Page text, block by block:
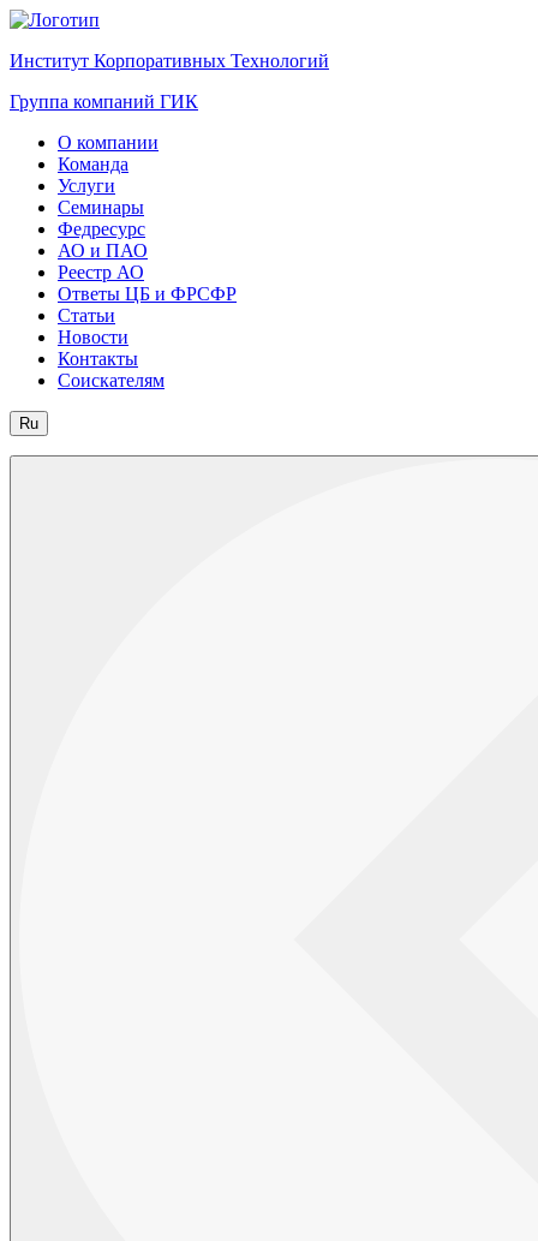
Институт Корпоративных Технологий
Группа компаний ГИК
О компании
Команда
Услуги
Семинары
Федресурс
АО и ПАО
Реестр АО
Ответы ЦБ и ФРСФР
Статьи
Новости
Контакты
Соискателям
Ru